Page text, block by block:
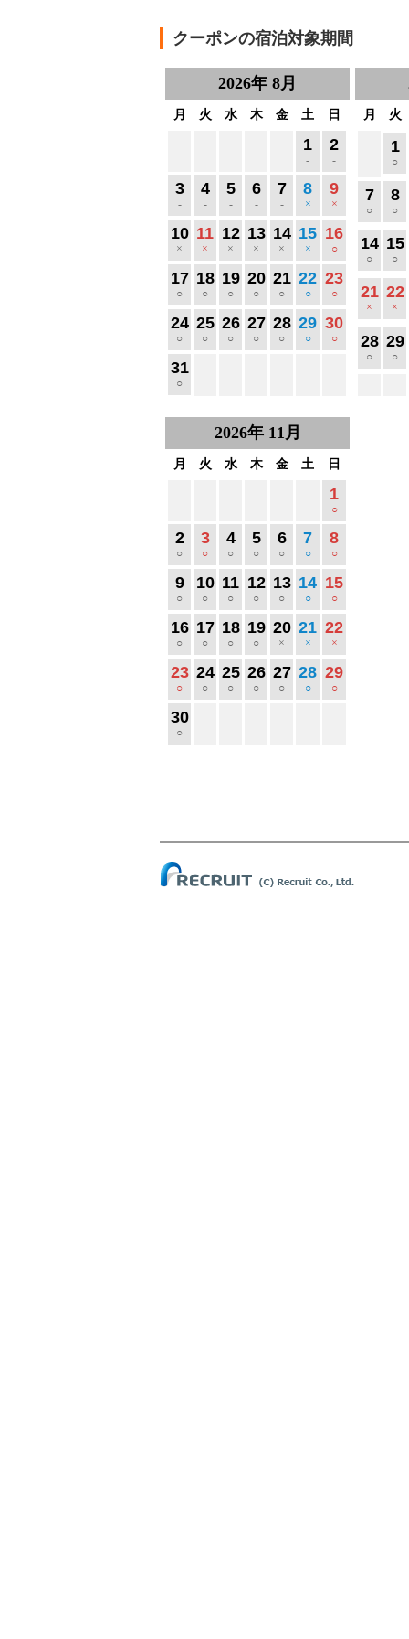
クーポンの宿泊対象期間
2026年8月
月 火 水 木 金 土 日
1
-
2
-
3
-
4
-
5
-
6
-
7
-
8
×
9
×
10
×
11
×
12
×
13
×
14
×
15
×
16
○
17
○
18
○
19
○
20
○
21
○
22
○
23
○
24
○
25
○
26
○
27
○
28
○
29
○
30
○
31
○
月 火
1
○
7
○
8
○
14
○
15
○
21
×
22
×
28
○
29
○
2026年 11月
月 火 水 木 金 土 日
1
○
2
○
3
○
4
○
5
○
6
○
7
○
8
○
9
○
10
○
11
○
12
○
13
○
14
○
15
○
16
○
17
○
18
○
19
○
20
×
21
×
22
×
23
○
24
○
25
○
26
○
27
○
28
○
29
○
30
○